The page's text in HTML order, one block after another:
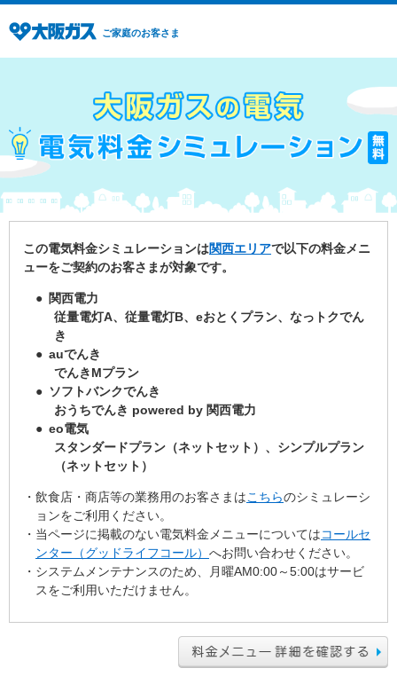
ご家庭のお客さま
この電気料金シミュレーションは関西エリアで以下の料金メニ
ューをご契約のお客さまが対象です。
● 関西電力
従量電灯A、従量電灯B、eおとくプラン、なっトクでん
き
● auでんき
でんきMプラン
● ソフトバンクでんき
おうちでんき powered by 関西電力
● eo電気
スタンダードプラン（ネットセット）、シンプルプラン
（ネットセット）
・飲食店・商店等の業務用のお客さまはこちらのシミュレーシ
ョンをご利用ください。
・当ページに掲載のない電気料金メニューについてはコールセ
ンター（グッドライフコール） へお問い合わせください。
・システムメンテナンスのため、月曜AM0:00～5:00はサービ
スをご利用いただけません。